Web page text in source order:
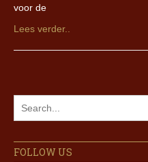
voor de
Lees verder..
FOLLOW US